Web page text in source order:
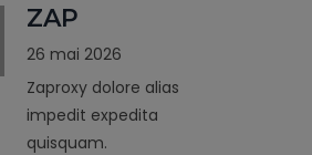
ZAP
26 mai 2026
Zaproxy dolore alias
impedit expedita
quisquam.